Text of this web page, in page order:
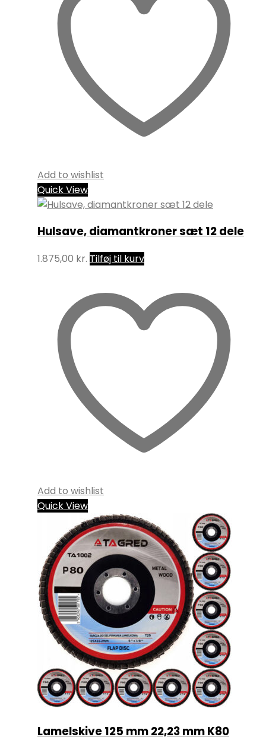
Add to wishlist
Quick View
Hulsave, diamantkroner sæt 12 dele
1.875,00 kr. Tilføj til kurv
Add to wishlist
Quick View
Lamelskive 125 mm 22,23 mm K80